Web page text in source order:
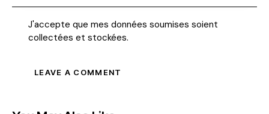
J'accepte que mes données soumises soient
collectées et stockées.